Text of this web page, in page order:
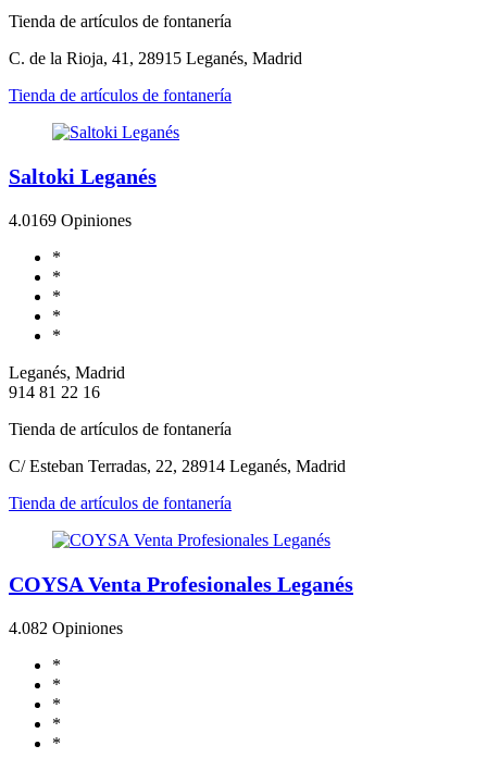
Tienda de artículos de fontanería
C. de la Rioja, 41, 28915 Leganés, Madrid
Tienda de artículos de fontanería
Saltoki Leganés
4.0169 Opiniones
*
*
*
*
*
Leganés, Madrid
914 81 22 16
Tienda de artículos de fontanería
C/ Esteban Terradas, 22, 28914 Leganés, Madrid
Tienda de artículos de fontanería
COYSA Venta Profesionales Leganés
4.082 Opiniones
*
*
*
*
*